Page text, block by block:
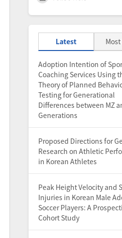
Latest
Adoption Intention of
Coaching Services Using
Theory of Planned
Testing for Generational
Differences between MZ
Generations
Proposed Directions for
Research on Athletic
in Korean Athletes
Peak Height Velocity and
Injuries in Korean Male
Soccer Players: A
Cohort Study